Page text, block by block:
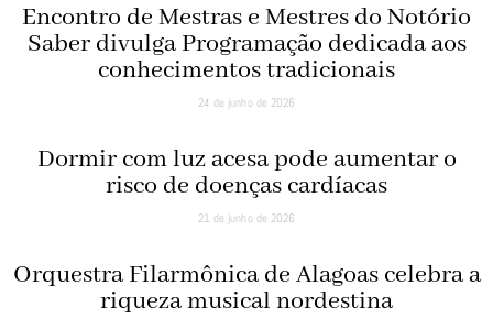
Encontro de Mestras e Mestres do Notório
Saber divulga Programação dedicada aos
conhecimentos tradicionais
24 de junho de 2026
Dormir com luz acesa pode aumentar o
risco de doenças cardíacas
21 de junho de 2026
Orquestra Filarmônica de Alagoas celebra a
riqueza musical nordestina